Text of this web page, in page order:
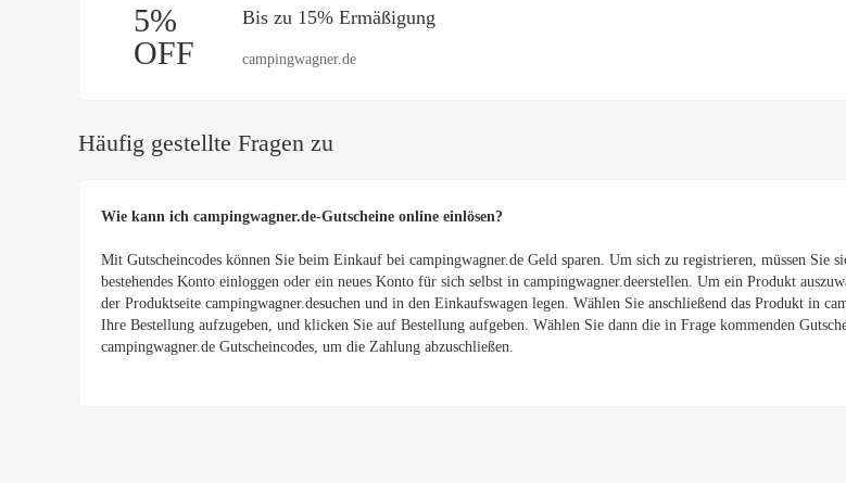
5%
OFF
Bis zu 15% Ermäßigung
campingwagner.de
Häufig gestellte Fragen zu
Wie kann ich campingwagner.de-Gutscheine online einlösen?
Mit Gutscheincodes können Sie beim Einkauf bei campingwagner.de Geld sparen. Um sich zu registrieren, müssen Sie
bestehendes Konto einloggen oder ein neues Konto für sich selbst in campingwagner.deerstellen. Um ein Produkt
der Produktseite campingwagner.desuchen und in den Einkaufswagen legen. Wählen Sie anschließend das Produkt in
Ihre Bestellung aufzugeben, und klicken Sie auf Bestellung aufgeben. Wählen Sie dann die in Frage kommenden
campingwagner.de Gutscheincodes, um die Zahlung abzuschließen.